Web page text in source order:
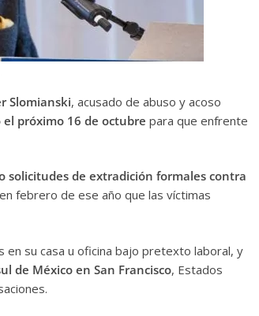
Slomianski, acusado de abuso y acoso
próximo 16 de octubre para que enfrente
solicitudes de extradición formales contra
febrero de ese año que las víctimas
en su casa u oficina bajo pretexto laboral, y
de México en San Francisco, Estados